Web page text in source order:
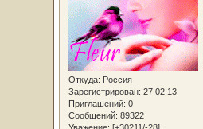
Откуда: Россия
Зарегистрирован: 27.02.13
Приглашений: 0
Сообщений: 89322